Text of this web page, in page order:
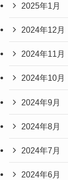
2025年1月
2024年12月
2024年11月
2024年10月
2024年9月
2024年8月
2024年7月
2024年6月